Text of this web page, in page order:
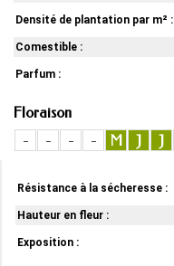
Densité de plantation par m² :
Comestible :
Parfum :
Floraison
-
- - - M J J
Résistance à la sécheresse :
Hauteur en fleur :
Exposition :